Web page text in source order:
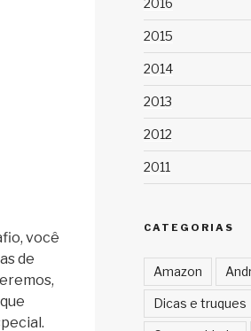
você
de
2015
2014
2013
2012
2011
CATEGORIAS
Amazon
Dicas e truques